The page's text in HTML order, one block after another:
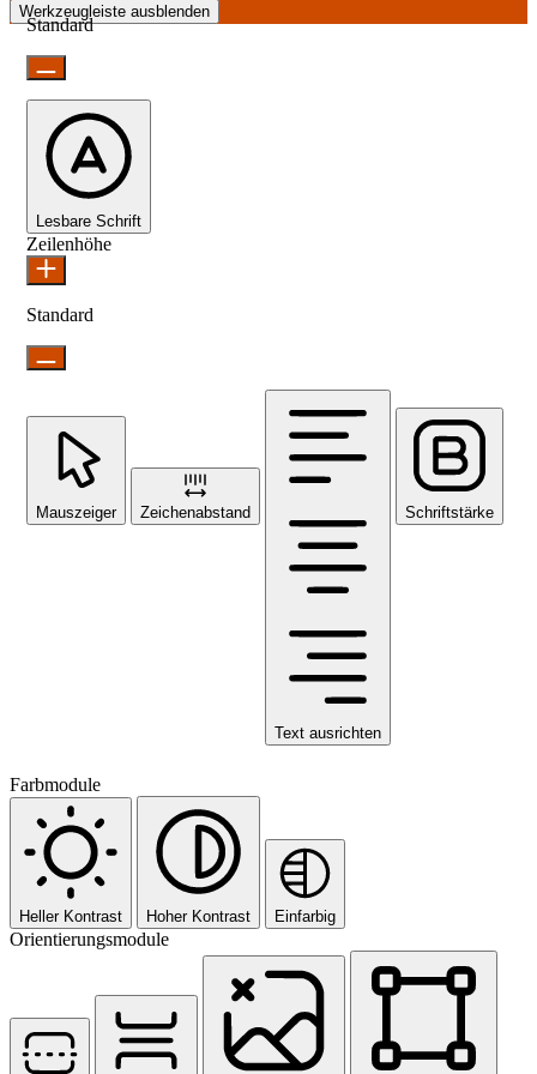
Werkzeugleiste ausblenden
Standard
Lesbare Schrift
Zeilenhöhe
Standard
Mauszeiger Zeichenabstand
Text ausrichten
Schriftstärke
Farbmodule
Heller Kontrast Hoher Kontrast Einfarbig
Orientierungsmodule